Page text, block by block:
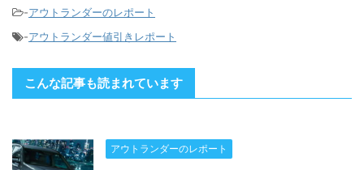
-アウトランダーのレポート
-アウトランダー値引きレポート
こんな記事も読まれています
アウトランダーのレポート